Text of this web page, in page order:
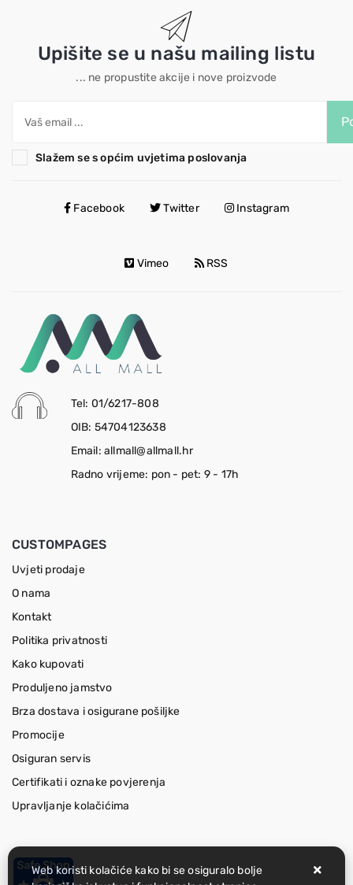
Upišite se u našu mailing listu
... ne propustite akcije i nove proizvode
Slažem se s općim uvjetima poslovanja
Facebook Twitter Instagram
Vimeo RSS
Tel: 01/6217-808
OIB: 54704123638
Email: allmall@allmall.hr
Radno vrijeme: pon - pet: 9 - 17h
CUSTOMPAGES
Uvjeti prodaje
O nama
Kontakt
Politika privatnosti
Kako kupovati
Produljeno jamstvo
Brza dostava i osigurane pošiljke
Promocije
Osiguran servis
Certifikati i oznake povjerenja
Upravljanje kolačićima
Web koristi kolačiće kako bi se osiguralo bolje